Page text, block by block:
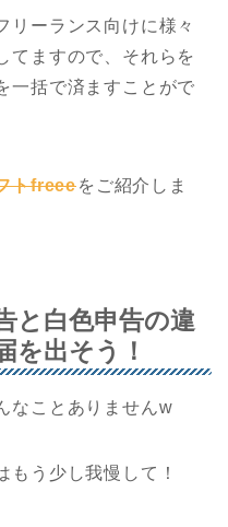
リーランス向けに様々
てますので、それらを
一括で済ますことがで
トfreeeをご紹介しま
と白色申告の違
を出そう！
なことありませんw
もう少し我慢して！